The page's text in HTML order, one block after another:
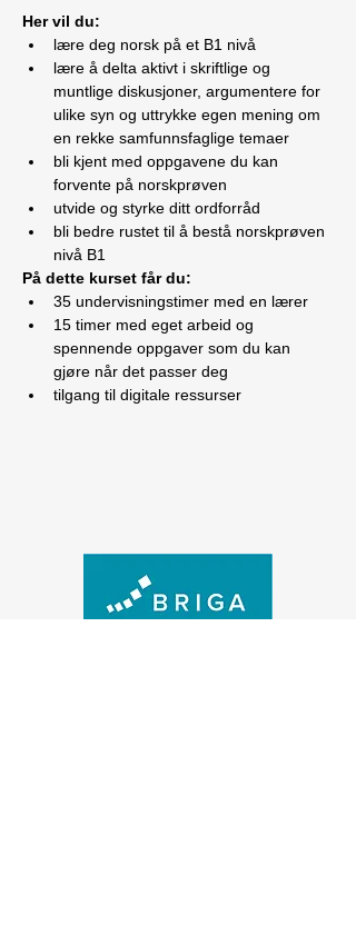
Her vil du:
lære deg norsk på et B1 nivå
lære å delta aktivt i skriftlige og
muntlige diskusjoner, argumentere for
ulike syn og uttrykke egen mening om
en rekke samfunnsfaglige temaer
bli kjent med oppgavene du kan
forvente på norskprøven
utvide og styrke ditt ordforråd
bli bedre rustet til å bestå norskprøven
nivå B1
På dette kurset får du:
35 undervisningstimer med en lærer
15 timer med eget arbeid og
spennende oppgaver som du kan
gjøre når det passer deg
tilgang til digitale ressurser